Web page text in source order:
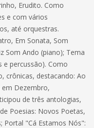
Erudito. Como
e com vários
até orquestras.
Em Sonata, Som
Som Ando (piano); Tema
e percussão). Como
crônicas, destacando: Ao
em Dezembro,
de três antologias,
Poesias: Novos Poetas,
Portal "Cá Estamos Nós":